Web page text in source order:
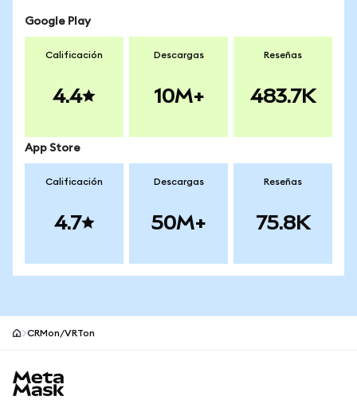
Google Play
Calificación
4.4
Descargas
10M+
Reseñas
483.7K
App Store
Calificación
4.7
Descargas
50M+
Reseñas
75.8K
CRMon/VRTon